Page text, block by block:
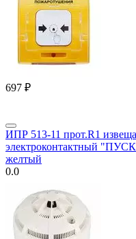
‍697‍ ₽
ИПР 513-11 прот.R1
электроконтактный
желтый
0.0